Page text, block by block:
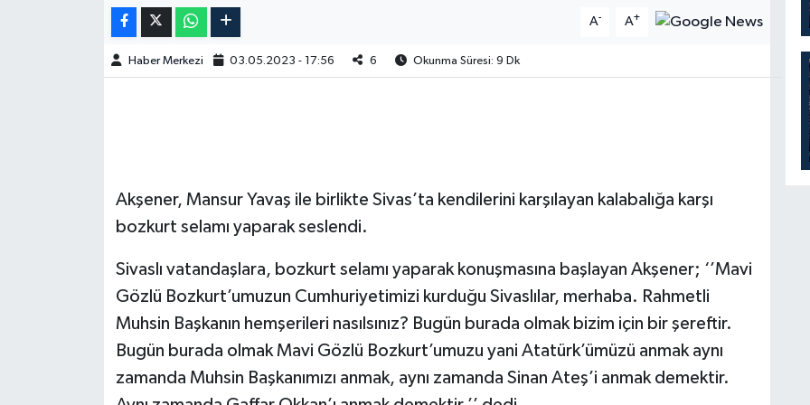
A- A+
Haber Merkezi 03.05.2023 - 17:56 6 Okunma Süresi: 9 Dk
Akşener, Mansur Yavaş ile birlikte Sivas’ta kendilerini karşılayan kalabalığa karşı
bozkurt selamı yaparak seslendi.
Sivaslı vatandaşlara, bozkurt selamı yaparak konuşmasına başlayan Akşener; ‘’Mavi
Gözlü Bozkurt’umuzun Cumhuriyetimizi kurduğu Sivaslılar, merhaba. Rahmetli
Muhsin Başkanın hemşerileri nasılsınız? Bugün burada olmak bizim için bir şereftir.
Bugün burada olmak Mavi Gözlü Bozkurt’umuzu yani Atatürk’ümüzü anmak aynı
zamanda Muhsin Başkanımızı anmak, aynı zamanda Sinan Ateş’i anmak demektir.